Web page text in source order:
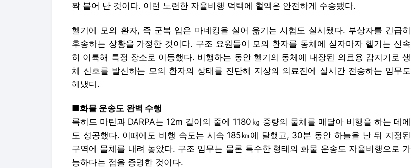
짝 붙어 난 것이다. 이런 노련한 자율비행 덕택에 혈액은 안전하게 수송됐다.
헬기에 모의 환자, 즉 군복 입은 마네킹을 실어 옮기는 시험도 실시됐다. 부상자를 긴급히
후송하는 상황을 가정한 것이다. 구조 요원들이 모의 환자를 동체에 싣자마자 헬기는 신속
히 이륙해 특정 장소로 이동했다. 비행하는 동안 헬기의 동체에 내장된 의료용 감지기로 생
체 신호를 발신하는 모의 환자의 상태를 진단해 지상의 의료진에 실시간 전송하는 임무도
해냈다.
■화물 운송도 완벽 수행
록히드 마틴과 DARPA는 12m 길이의 줄에 1180㎏ 중량의 물체를 매달아 비행을 하는 데에
도 성공했다. 이때에도 비행 속도는 시속 185㎞에 달했고, 30분 동안 하늘을 난 뒤 지정된
구역에 물체를 내려 놓았다. 구조 임무는 물론 특수한 형태의 화물 운송도 자율비행으로 가
능하다는 점을 증명한 것이다.